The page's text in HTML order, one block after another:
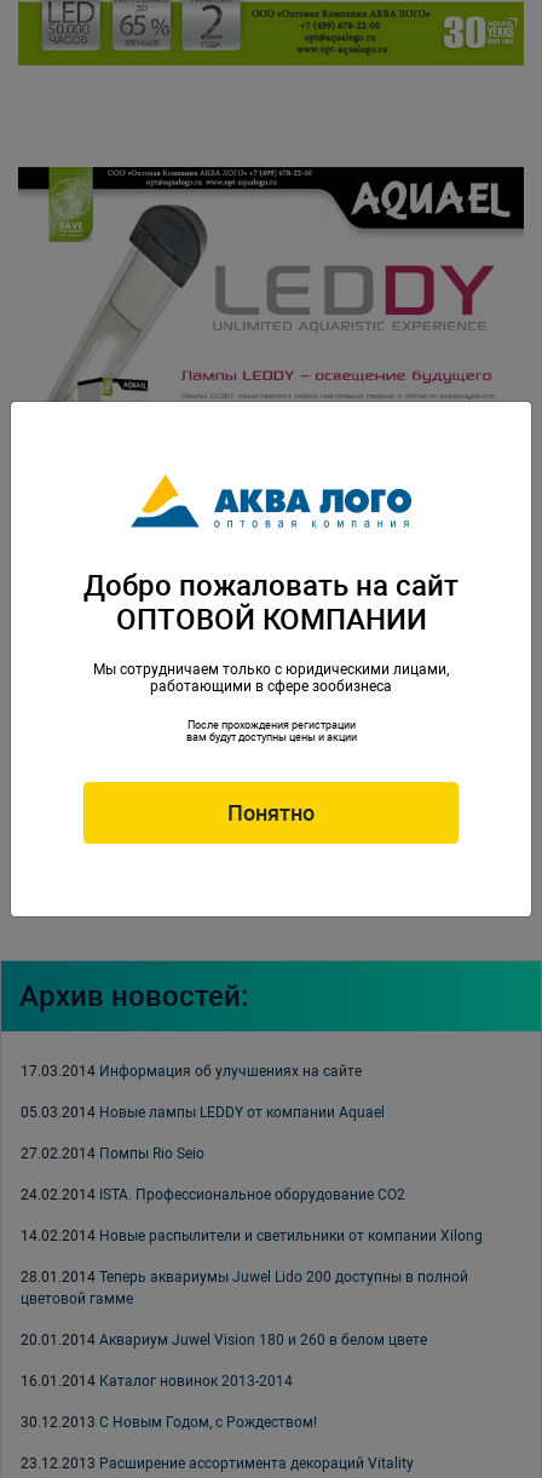
Архив новостей:
17.03.2014 Информация об улучшениях на сайте
05.03.2014 Новые лампы LEDDY от компании Aquael
27.02.2014 Помпы Rio Seio
24.02.2014 ISTA. Профессиональное оборудование СО2
14.02.2014 Новые распылители и светильники от компании Xilong
28.01.2014 Теперь аквариумы Juwel Lido 200 доступны в полной
цветовой гамме
20.01.2014 Аквариум Juwel Vision 180 и 260 в белом цвете
16.01.2014 Каталог новинок 2013-2014
30.12.2013 С Новым Годом, с Рождеством!
23.12.2013 Расширение ассортимента декораций Vitality
Добро пожаловать на сайт
ОПТОВОЙ КОМПАНИИ
Мы сотрудничаем только с юридическими лицами,
работающими в сфере зообизнеса
После прохождения регистрации
вам будут доступны цены и акции
Понятно